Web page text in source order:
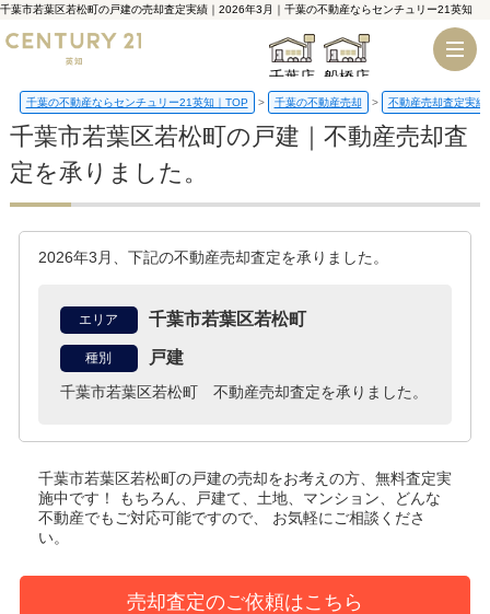
千葉市若葉区若松町の戸建の売却査定実績｜2026年3月｜千葉の不動産ならセンチュリー21英知
千葉店 船橋店
千葉の不動産ならセンチュリー21英知｜TOP 千葉の不動産売却 不動産売却査定実績
千葉市若葉区若松町の戸建｜不動産売却査
定を承りました。
2026年3月、下記の不動産売却査定を承りました。
エリア 千葉市若葉区若松町
種別 戸建
千葉市若葉区若松町 不動産売却査定を承りました。
千葉市若葉区若松町の戸建の売却をお考えの方、無料査定実
施中です！
もちろん、戸建て、土地、マンション、どんな
不動産でもご対応可能ですので、 お気軽にご相談くださ
い。
売却査定のご依頼はこちら